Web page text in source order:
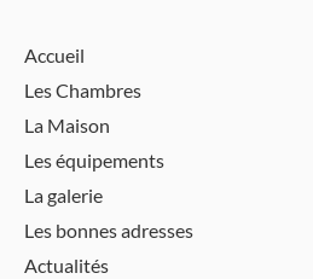
Accueil
Les Chambres
La Maison
Les équipements
La galerie
Les bonnes adresses
Actualités